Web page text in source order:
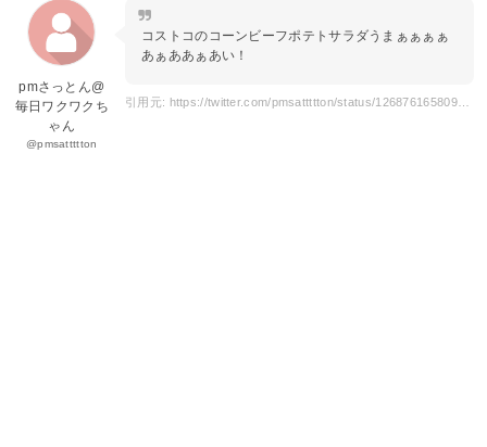
pmさっとん@
毎日ワクワクち
ゃん
@pmsattttton
コストコのコーンビーフポテトサラダうまぁぁぁぁ
あぁああぁあい！
引用元: https://twitter.com/pmsattttton/status/1268761658094022657